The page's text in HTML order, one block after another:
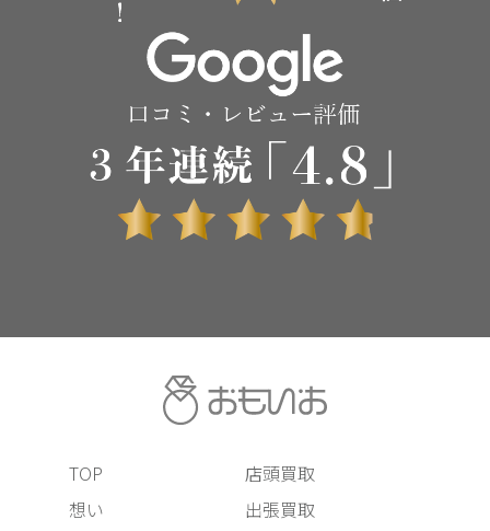
TOP
想い
店頭買取
出張買取